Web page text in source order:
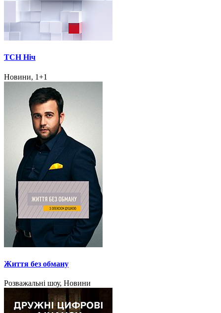
ТСН Ніч
Новини, 1+1
Життя без обману
Розважальні шоу, Новини